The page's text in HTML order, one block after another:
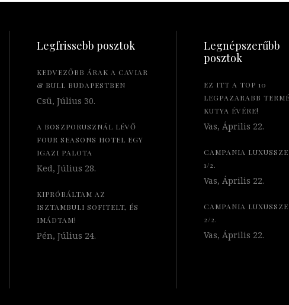
Legfrissebb posztok
KEDVEZŐBB ÁRAK A CAVIAR
& BULL BUDAPESTBEN
Csü, Július 30.
A BOSZPORUSZNÁL LÉVŐ
FOUR SEASONS HOTEL EGY
IGAZI PALOTA
Ked, Július 28.
KIPRÓBÁLTAM AZ
ISZTAMBULI SOFITELT, ÉS
IMÁDTAM!
Pén, Július 24.
Legnépszerűbb
posztok
EZ ITT A TOP 10
LEGPAZARABB
KUTYA ÉVÉRE!
Vas, Április 22.
CAMPANIA
1/2.
Vas, Április 22.
CAMPANIA
2/2.
Vas, Április 22.